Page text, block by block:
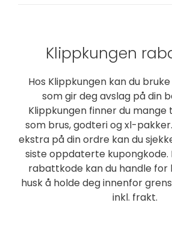
Klippkungen
Hos Klippkungen kan du
som gir deg avslag på din
Klippkungen finner du
som brus, godteri og xl-
ekstra på din ordre kan du
siste oppdaterte kupongkode.
rabattkode kan du handle for
husk å holde deg innenfor
inkl. frakt.